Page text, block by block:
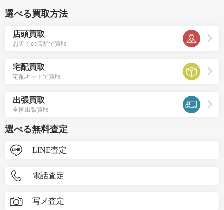
選べる買取方法
店頭買取
お近くの店舗で買取
宅配買取
宅配キットで買取
出張買取
全国出張買取
選べる無料査定
LINE査定
電話査定
写メ査定